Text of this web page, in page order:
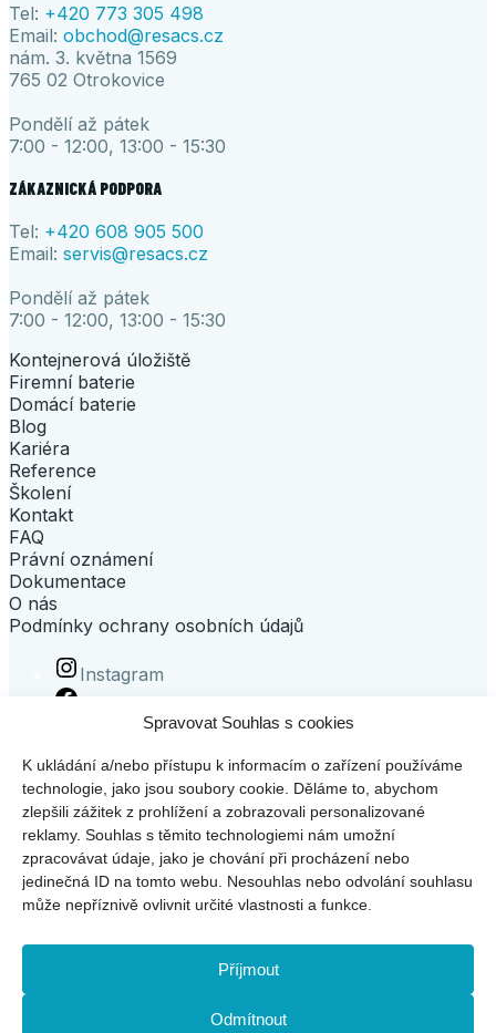
Spravovat Souhlas s cookies
K ukládání a/nebo přístupu k informacím o zařízení používáme
technologie, jako jsou soubory cookie. Děláme to, abychom
zlepšili zážitek z prohlížení a zobrazovali personalizované
reklamy. Souhlas s těmito technologiemi nám umožní
zpracovávat údaje, jako je chování při procházení nebo
jedinečná ID na tomto webu. Nesouhlas nebo odvolání souhlasu
může nepříznivě ovlivnit určité vlastnosti a funkce.
Příjmout
Odmítnout
Tel: +420 773 305 498
Email: obchod@resacs.cz
nám. 3. května 1569
765 02 Otrokovice
Pondělí až pátek
7:00 - 12:00, 13:00 - 15:30
ZÁKAZNICKÁ PODPORA
Tel: +420 608 905 500
Email: servis@resacs.cz
Pondělí až pátek
7:00 - 12:00, 13:00 - 15:30
Kontejnerová úložiště
Firemní baterie
Domácí baterie
Blog
Kariéra
Reference
Školení
Kontakt
FAQ
Právní oznámení
Dokumentace
O nás
Podmínky ochrany osobních údajů
Instagram
Klepnutím přijměte marketingové soubory cookie a povolte
tento obsah (Translation error)